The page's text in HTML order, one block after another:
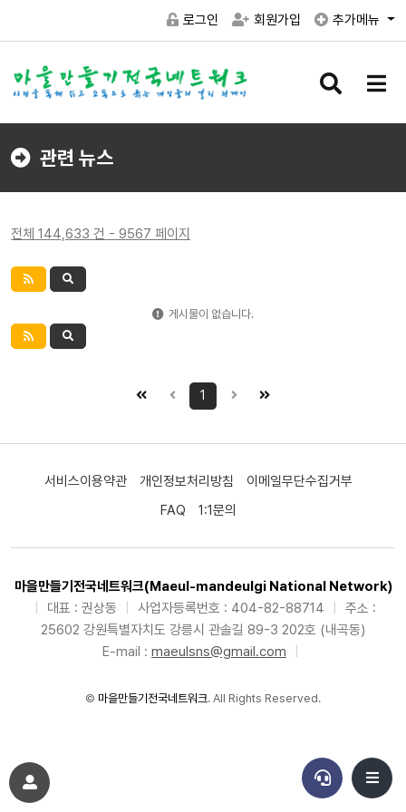
로그인 회원가입 추가메뉴
검
버
메
버
관련 뉴스
전체 144,633 건 - 9567 페이지
게시물이 없습니다.
1
서비스이용약관 개인정보처리방침
이메일무단수집거부
FAQ
1:1문의
마을만들기전국네트워크(Maeul-mandeulgi National Network)
대표 : 권상동 사업자등록번호 : 404-82-88714
주소 :
25602 강원특별자치도 강릉시 관솔길 89-3 202호 (내곡동)
E-mail : maeulsns@gmail.com
© 마을만들기전국네트워크. All Rights Reserved.